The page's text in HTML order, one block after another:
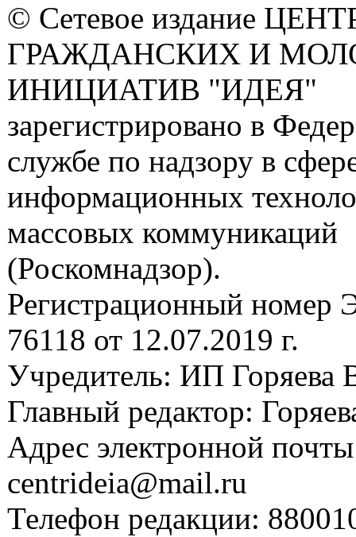
© Сетевое издание
ГРАЖДАНСКИХ И
ИНИЦИАТИВ "ИДЕЯ"
зарегистрировано в
службе по надзору в
информационных
массовых коммуникаций
(Роскомнадзор).
Регистрационный
76118 от 12.07.2019 г.
Учредитель: ИП Горяева
Главный редактор:
Адрес электронной
centrideia@mail.ru
Телефон редакции: